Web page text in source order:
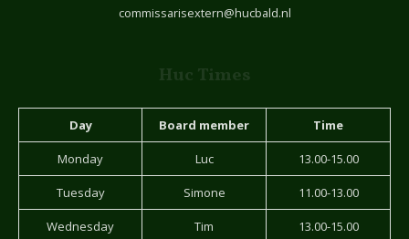
commissarisextern@hucbald.nl
Huc Times
Day Board member Time
Monday Luc 13.00-15.00
Tuesday Simone 11.00-13.00
Wednesday Tim 13.00-15.00